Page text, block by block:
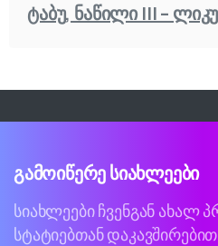
ტაბუ, ნაწილი III –
გამოიწერესიახლეები
სიახლეები ჩვენგან ახალ
სტატიებთან დაკავშირებით